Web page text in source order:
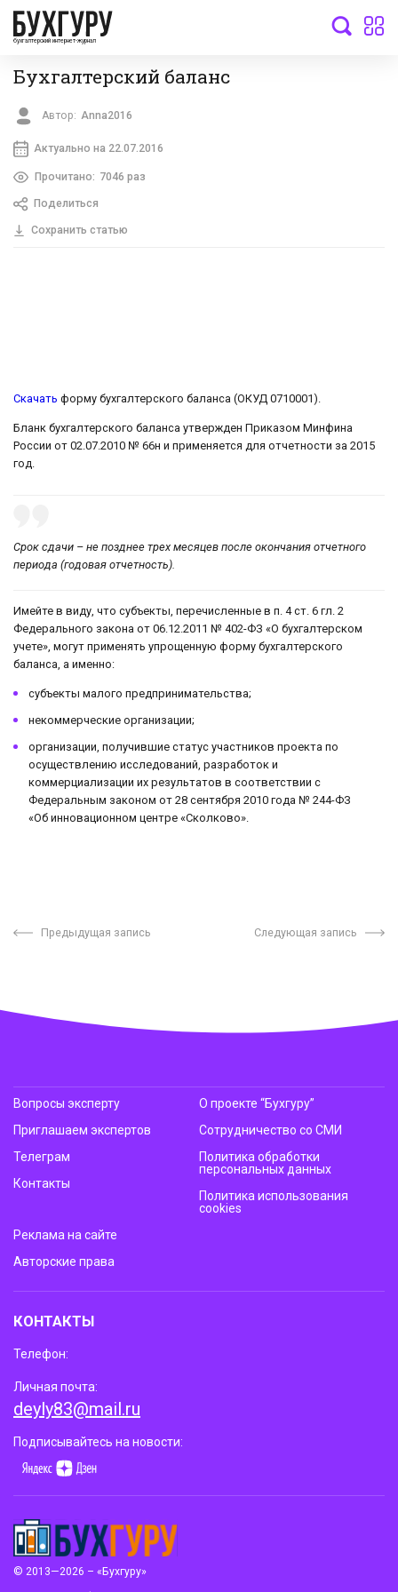
бухгалтерский интернет-журнал
Бухгалтерский баланс
Автор: Anna2016
Актуально на 22.07.2016
Прочитано: 7046 раз
Поделиться
Сохранить статью
Скачать форму бухгалтерского баланса (ОКУД 0710001).
Бланк бухгалтерского баланса утвержден Приказом Минфина
России от 02.07.2010 № 66н и применяется для отчетности за 2015
год.
Срок сдачи – не позднее трех месяцев после окончания отчетного
периода (годовая отчетность).
Имейте в виду, что субъекты, перечисленные в п. 4 ст. 6 гл. 2
Федерального закона от 06.12.2011 № 402-ФЗ «О бухгалтерском
учете», могут применять упрощенную форму бухгалтерского
баланса, а именно:
субъекты малого предпринимательства;
некоммерческие организации;
организации, получившие статус участников проекта по
осуществлению исследований, разработок и
коммерциализации их результатов в соответствии с
Федеральным законом от 28 сентября 2010 года № 244-ФЗ
«Об инновационном центре «Сколково».
Предыдущая запись Следующая запись
© 2013—2026 – «Бухгуру»
Вопросы эксперту
Приглашаем экспертов
Телеграм
Контакты
О проекте “Бухгуру”
Сотрудничество со СМИ
Политика обработки
персональных данных
Политика использования
cookies
Реклама на сайте
Авторские права
КОНТАКТЫ
Телефон:
Личная почта:
deyly83@mail.ru
Подписывайтесь на новости: